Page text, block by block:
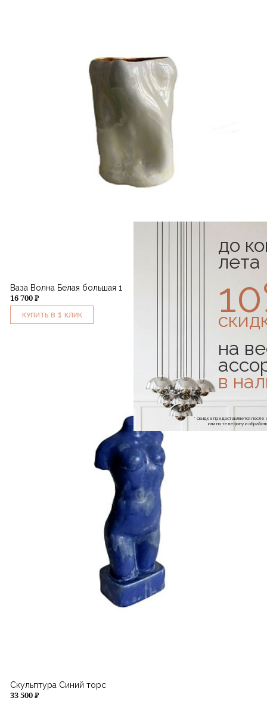
Ваза Волна Белая большая 1
16 700 ₽
КУПИТЬ В 1 КЛИК
Скульптура Синий торс
33 500 ₽
до
лета
на
в
* скидка предоставляется
или по телефону и